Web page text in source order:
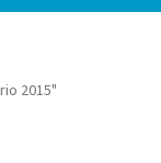
2015"